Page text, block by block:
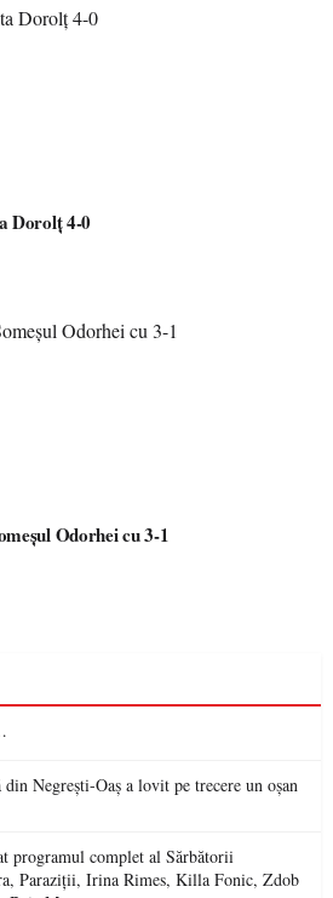
Dorolț 4-0
Odorhei cu 3-1
Negrești-Oaș a lovit pe trecere un oșan
programul complet al Sărbătorii
Paraziții, Irina Rimes, Killa Fonic, Zdob